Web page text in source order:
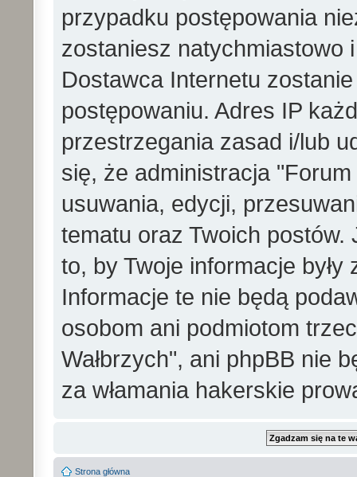
przypadku postępowania
zostaniesz natychmiastowo
Dostawca Internetu
postępowaniu. Adres IP
przestrzegania zasad i/lub
się, że administracja
usuwania, edycji,
tematu oraz Twoich
to, by Twoje informacje
Informacje te nie będą
osobom ani podmiotom
Wałbrzych", ani phpBB nie
za włamania hakerskie
Strona główna